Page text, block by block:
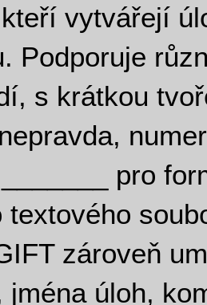
vytvářejí
Podporuje
s krátkou
pro
textového
zároveň
jména úloh,